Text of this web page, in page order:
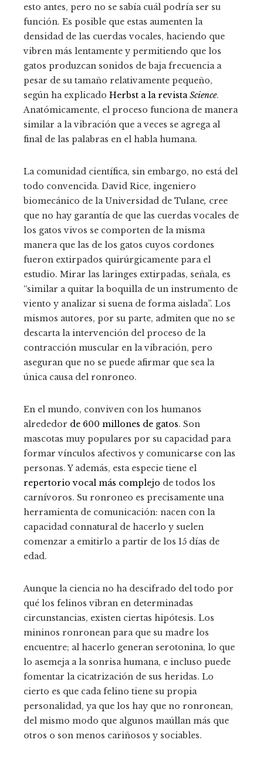
esto antes, pero no se sabía cuál podría ser su
función. Es posible que estas aumenten la
densidad de las cuerdas vocales, haciendo que
vibren más lentamente y permitiendo que los
gatos produzcan sonidos de baja frecuencia a
pesar de su tamaño relativamente pequeño,
según ha explicado Herbst a la revistaScience.
Anatómicamente, el proceso funciona de manera
similar a la vibración que a veces se agrega al
final de las palabras en el habla humana.
La comunidad científica, sin embargo, no está del
todo convencida. David Rice, ingeniero
biomecánico de la Universidad de Tulane, cree
que no hay garantía de que las cuerdas vocales de
los gatos vivos se comporten de la misma
manera que las de los gatos cuyos cordones
fueron extirpados quirúrgicamente para el
estudio. Mirar las laringes extirpadas, señala, es
“similar a quitar la boquilla de un instrumento de
viento y analizar si suena de forma aislada”. Los
mismos autores, por su parte, admiten que no se
descarta la intervención del proceso de la
contracción muscular en la vibración, pero
aseguran que no se puede afirmar que sea la
única causa del ronroneo.
En el mundo, conviven con los humanos
alrededor de 600 millones de gatos. Son
mascotas muy populares por su capacidad para
formar vínculos afectivos y comunicarse con las
personas. Y además, esta especie tiene el
repertorio vocal más complejo de todos los
carnívoros. Su ronroneo es precisamente una
herramienta de comunicación: nacen con la
capacidad connatural de hacerlo y suelen
comenzar a emitirlo a partir de los 15 días de
edad.
Aunque la ciencia no ha descifrado del todo por
qué los felinos vibran en determinadas
circunstancias, existen ciertas hipótesis. Los
mininos ronronean para que su madre los
encuentre; al hacerlo generan serotonina, lo que
lo asemeja a la sonrisa humana, e incluso puede
fomentar la cicatrización de sus heridas. Lo
cierto es que cada felino tiene su propia
personalidad, ya que los hay que no ronronean,
del mismo modo que algunos maúllan más que
otros o son menos cariñosos y sociables.